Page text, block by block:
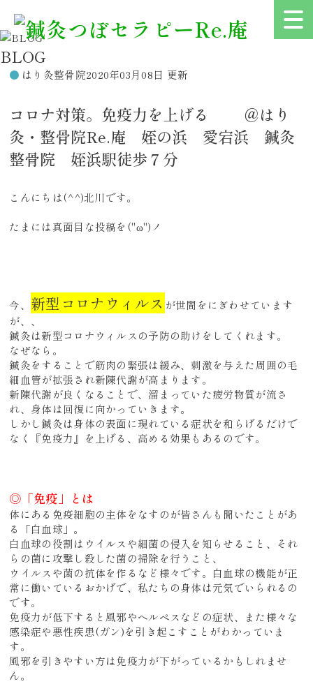
BLOG
はり灸整骨院2020年03月08日 更新
コロナ対策。免疫力を上げる ＠はり
灸・整骨院Re.庵 姪の浜 愛宕浜 鍼灸
整骨院 姪浜駅徒歩７分
こんにちは(^^)北川です。
たまには真面目な投稿を(''ω'')ノ
今、 新型コロナウィルス が世間をにぎわせています
が、、
鍼灸は新型コロナウィルスの予防の助けをしてくれます。
なぜなら。
鍼灸をすることで筋肉の緊張は緩み、刺激を与えた周囲の毛
細血管が拡張され新陳代謝が高まります。
新陳代謝が良くなることで、溜まっていた疲労物質が流さ
れ、身体は回復に向かっていきます。
しかし鍼灸は身体の表面に現れている症状を和らげるだけで
なく
『免疫力』 を上げる、高める効果もあるのです。
◎「免疫」とは
体にある免疫細胞の主体をなすのが皆さんも聞いたことがあ
る「白血球」。
白血球の役割はウイルスや細菌の侵入を知らせること、それ
らの菌に攻撃し殺した菌の掃除を行うこと、
ウイルスや菌の抗体を作るなど様々です。白血球の機能が正
常に働いているおかげで、私たちの身体は元気でいられるの
です。
免疫力が低下すると風邪やヘルペスなどの症状、また様々な
感染症や悪性疾患(ガン)を引き起こすことがわかっていま
す。
風邪を引きやすい方は免疫力が下がっているかもしれませ
ん。